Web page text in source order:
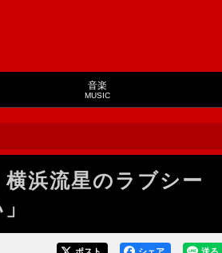
音楽
MUSIC
浜流星のラブシー
送る
シェア
ポスト